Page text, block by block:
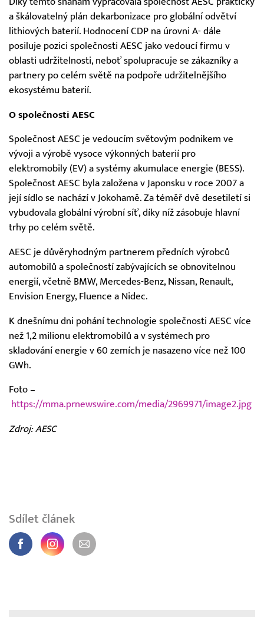
a škálovatelný plán dekarbonizace pro globální odvětví
lithiových baterií. Hodnocení CDP na úrovni A- dále
posiluje pozici společnosti AESC jako vedoucí firmu v
oblasti udržitelnosti, neboť spolupracuje se zákazníky a
partnery po celém světě na podpoře udržitelnějšího
ekosystému baterií.
O společnosti AESC
Společnost AESC je vedoucím světovým podnikem ve
vývoji a výrobě vysoce výkonných baterií pro
elektromobily (EV) a systémy akumulace energie (BESS).
Společnost AESC byla založena v Japonsku v roce 2007 a
její sídlo se nachází v Jokohamě. Za téměř dvě desetiletí si
vybudovala globální výrobní síť, díky níž zásobuje hlavní
trhy po celém světě.
AESC je důvěryhodným partnerem předních výrobců
automobilů a společností zabývajících se obnovitelnou
energií, včetně BMW, Mercedes-Benz, Nissan, Renault,
Envision Energy, Fluence a Nidec.
K dnešnímu dni pohání technologie společnosti AESC více
než 1,2 milionu elektromobilů a v systémech pro
skladování energie v 60 zemích je nasazeno více než 100
GWh.
Foto –
https://mma.prnewswire.com/media/2969971/image2.jpg
Zdroj: AESC
Sdílet článek